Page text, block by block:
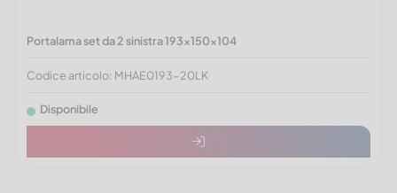
Portalama set da 2 sinistra 193x150x104
Codice articolo: MHAE0193-20LK
Disponibile